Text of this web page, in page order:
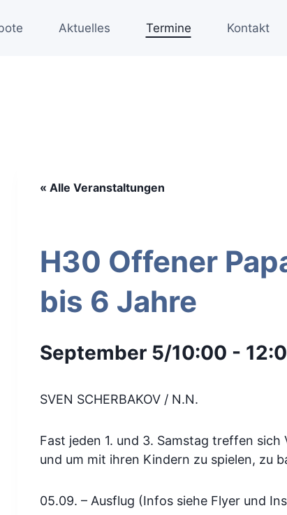
Aktuelles Termine Kontakt
« Alle Veranstaltungen
H30 Offener
bis 6 Jahre
September 5/10:00 -
SVEN SCHERBAKOV / N.N.
Fast jeden 1. und 3. Samstag treffen
und um mit ihren Kindern zu spielen, zu
05.09. – Ausflug (Infos siehe Flyer und